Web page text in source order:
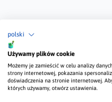
polski
Używamy plików cookie
Możemy je zamieścić w celu analizy
strony internetowej, pokazania
doświadczenia na stronie internetowej.
których używamy, otwórz ustawienia.